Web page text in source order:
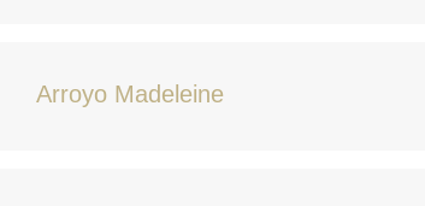
Arroyo Madeleine